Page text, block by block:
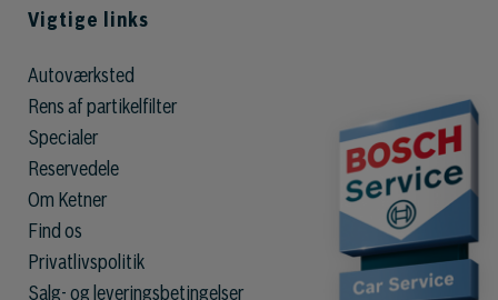
Vigtige links
Autoværksted
Rens af partikelfilter
Specialer
Reservedele
Om Ketner
Find os
Privatlivspolitik
Salg- og leveringsbetingelser